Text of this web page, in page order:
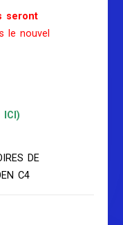
seront
le nouvel
ICI)
DE
C4